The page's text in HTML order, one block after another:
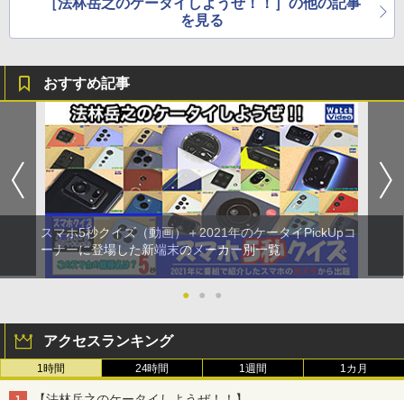
［法林岳之のケータイしようぜ！！］の他の記事
を見る
おすすめ記事
スマホ5秒クイズ（動画）＋2021年のケータイPickUpコ
ーナーに登場した新端末のメーカー別一覧
● ● ●
アクセスランキング
1時間 24時間 1週間 1カ月